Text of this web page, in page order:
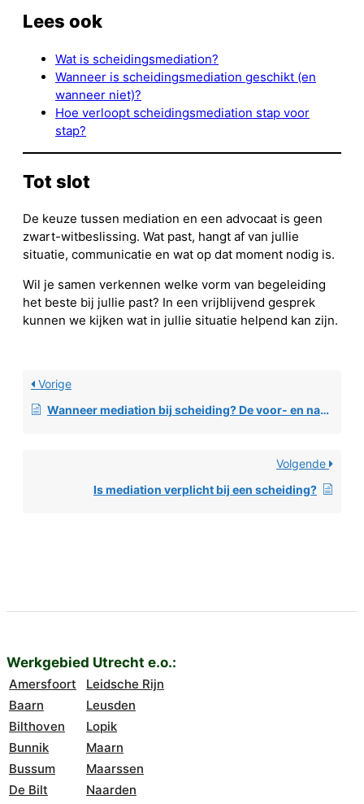
Lees ook
Wat is scheidingsmediation?
Wanneer is scheidingsmediation geschikt (en
wanneer niet)?
Hoe verloopt scheidingsmediation stap voor
stap?
Tot slot
De keuze tussen mediation en een advocaat is geen
zwart-witbeslissing. Wat past, hangt af van jullie
situatie, communicatie en wat op dat moment nodig is.
Wil je samen verkennen welke vorm van begeleiding
het beste bij jullie past? In een vrijblijvend gesprek
kunnen we kijken wat in jullie situatie helpend kan zijn.
Vorige
Wanneer mediation bij scheiding? De voor- en nadelen op een rij
Volgende
Is mediation verplicht bij een scheiding?
Werkgebied Utrecht e.o.:
Amersfoort
Leidsche Rijn
Baarn
Leusden
Bilthoven
Lopik
Bunnik
Maarn
Bussum
Maarssen
De Bilt
Naarden